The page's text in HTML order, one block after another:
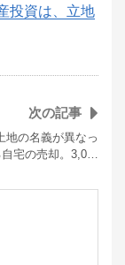
投資は、立地
次の記事
地の名義が異なっ
自宅の売却。3,0…